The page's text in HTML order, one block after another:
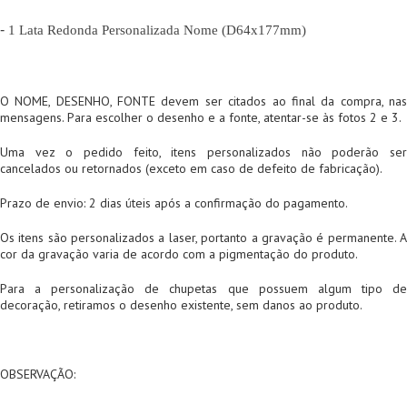
- 1 Lata Redonda Personalizada Nome (D64x177mm)
O NOME, DESENHO, FONTE devem ser citados ao final da compra, nas
mensagens. Para escolher o desenho e a fonte, atentar-se às fotos 2 e 3.
Uma vez o pedido feito, itens personalizados não poderão ser
cancelados ou retornados (exceto em caso de defeito de fabricação).
Prazo de envio: 2 dias úteis após a confirmação do pagamento.
Os itens são personalizados a laser, portanto a gravação é permanente. A
cor da gravação varia de acordo com a pigmentação do produto.
Para a personalização de chupetas que possuem algum tipo de
decoração, retiramos o desenho existente, sem danos ao produto.
OBSERVAÇÃO: